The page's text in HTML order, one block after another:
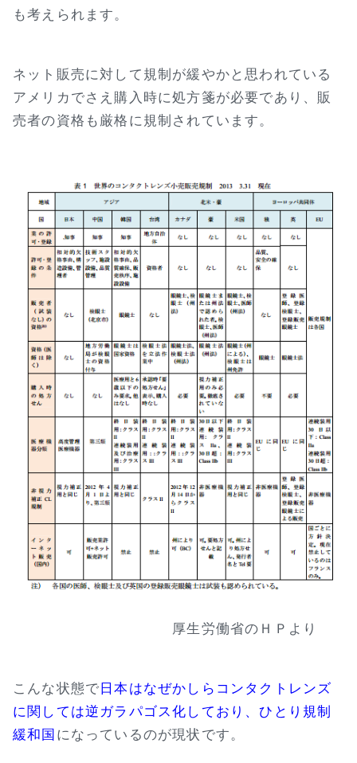
も考えられます。
ネット販売に対して規制が緩やかと思われている
アメリカでさえ購入時に処方箋が必要であり、販
売者の資格も厳格に規制されています。
厚生労働省のＨＰより
こんな状態で 日本はなぜかしらコンタクトレンズ
に関しては逆ガラパゴス化しており、ひとり規制
緩和国 になっているのが現状です。